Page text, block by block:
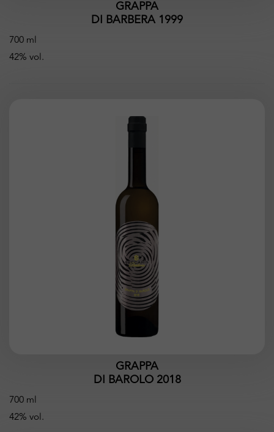
GRAPPA
DI BARBERA 1999
700 ml
42% vol.
GRAPPA
DI BAROLO 2018
700 ml
42% vol.